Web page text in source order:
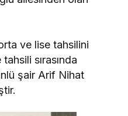
ve lise tahsilini
sırasında
şair Arif Nihat